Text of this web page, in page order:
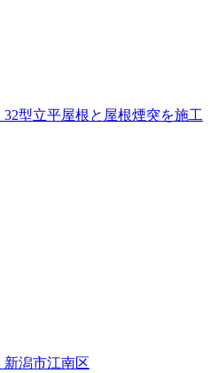
型立平屋根と屋根煙突を施工
潟市江南区